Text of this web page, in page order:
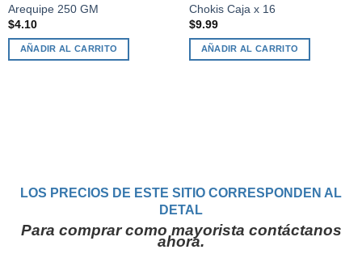
Arequipe 250 GM
$4.10
AÑADIR AL CARRITO
Chokis Caja x 16
$9.99
AÑADIR AL CARRITO
LOS PRECIOS DE ESTE SITIO CORRESPONDEN AL
DETAL
Para comprar como mayorista contáctanos
ahora.